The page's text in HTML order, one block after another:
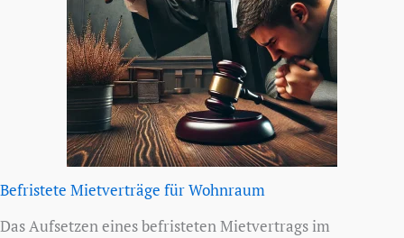
Befristete Mietverträge für Wohnraum
Das Aufsetzen eines befristeten Mietvertrags im